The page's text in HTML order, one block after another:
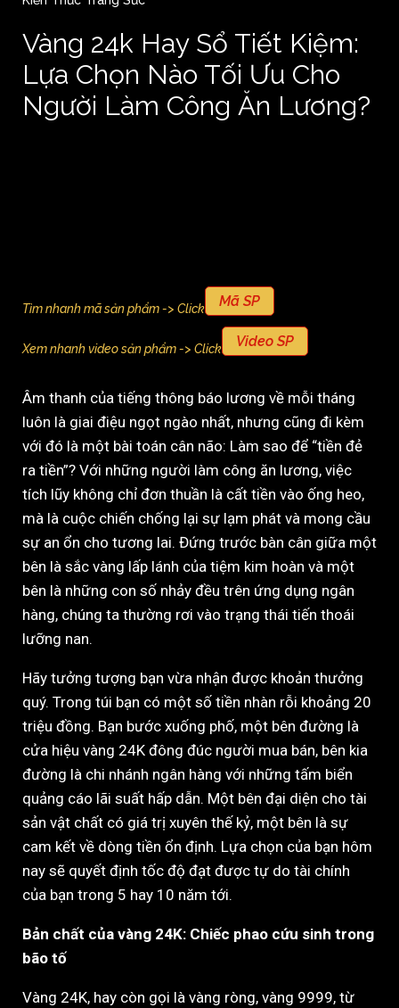
Vàng 24k Hay Sổ Tiết Kiệm:
Lựa Chọn Nào Tối Ưu Cho
Người Làm Công Ăn Lương?
Tìm nhanh mã sản phẩm -> Click Mã SP
Xem nhanh video sản phẩm -> Click Video SP
Âm thanh của tiếng thông báo lương về mỗi tháng
luôn là giai điệu ngọt ngào nhất, nhưng cũng đi kèm
với đó là một bài toán cân não: Làm sao để “tiền đẻ
ra tiền”? Với những người làm công ăn lương, việc
tích lũy không chỉ đơn thuần là cất tiền vào ống heo,
mà là cuộc chiến chống lại sự lạm phát và mong cầu
sự an ổn cho tương lai. Đứng trước bàn cân giữa một
bên là sắc vàng lấp lánh của tiệm kim hoàn và một
bên là những con số nhảy đều trên ứng dụng ngân
hàng, chúng ta thường rơi vào trạng thái tiến thoái
lưỡng nan.
Hãy tưởng tượng bạn vừa nhận được khoản thưởng
quý. Trong túi bạn có một số tiền nhàn rỗi khoảng 20
triệu đồng. Bạn bước xuống phố, một bên đường là
cửa hiệu vàng 24K đông đúc người mua bán, bên kia
đường là chi nhánh ngân hàng với những tấm biển
quảng cáo lãi suất hấp dẫn. Một bên đại diện cho tài
sản vật chất có giá trị xuyên thế kỷ, một bên là sự
cam kết về dòng tiền ổn định. Lựa chọn của bạn hôm
nay sẽ quyết định tốc độ đạt được tự do tài chính
của bạn trong 5 hay 10 năm tới.
Bản chất của vàng 24K: Chiếc phao cứu sinh trong
bão tố
Vàng 24K, hay còn gọi là vàng ròng, vàng 9999, từ